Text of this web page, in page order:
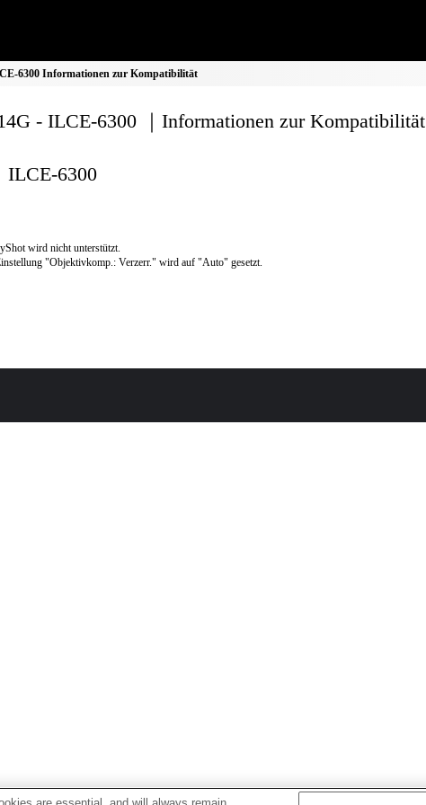
6300 Informationen zur Kompatibilität
- ILCE-6300 ｜Informationen zur Kompatibilität
ILCE-6300
wird nicht unterstützt.
"Objektivkomp.: Verzerr." wird auf "Auto" gesetzt.